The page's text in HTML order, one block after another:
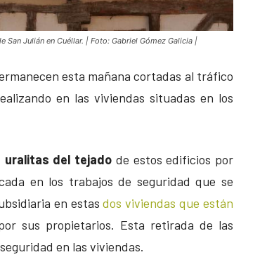
Julián en Cuéllar. | Foto: Gabriel Gómez Galicia |
esta mañana cortadas al tráfico
en las viviendas situadas en los
del tejado de estos edificios por
en los trabajos de seguridad que se
en estas dos viviendas que están
sus propietarios. Esta retirada de las
en las viviendas.